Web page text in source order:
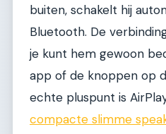
buiten, schakelt hij
Bluetooth. De
je kunt hem gewoon
app of de knoppen op
echte pluspunt is
compacte slimme